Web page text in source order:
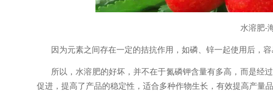
水溶肥-
因为元素之间存在一定的拮抗作用，如磷、锌一起使用后，
所以，水溶肥的好坏，并不在于氮磷钾含量有多高，而是经
促进，提高了产品的稳定性，适合多种作物生长，有效提高产量品